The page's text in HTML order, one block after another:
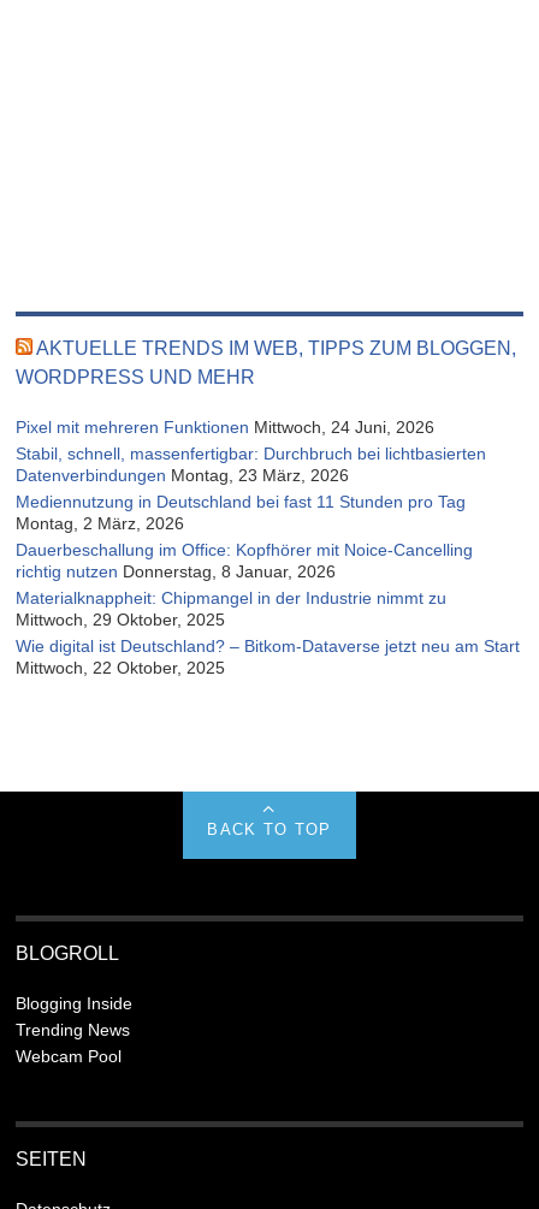
AKTUELLE TRENDS IM WEB, TIPPS ZUM BLOGGEN,
WORDPRESS UND MEHR
Pixel mit mehreren Funktionen Mittwoch, 24 Juni, 2026
Stabil, schnell, massenfertigbar: Durchbruch bei lichtbasierten
Datenverbindungen Montag, 23 März, 2026
Mediennutzung in Deutschland bei fast 11 Stunden pro Tag
Montag, 2 März, 2026
Dauerbeschallung im Office: Kopfhörer mit Noice-Cancelling
richtig nutzen Donnerstag, 8 Januar, 2026
Materialknappheit: Chipmangel in der Industrie nimmt zu
Mittwoch, 29 Oktober, 2025
Wie digital ist Deutschland? – Bitkom-Dataverse jetzt neu am Start
Mittwoch, 22 Oktober, 2025
BACK TO TOP
BLOGROLL
Blogging Inside
Trending News
Webcam Pool
SEITEN